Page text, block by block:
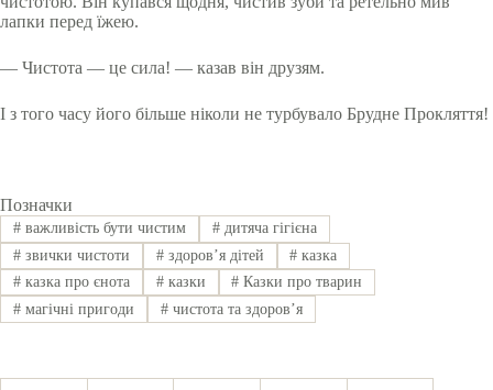
лапки перед їжею.
— Чистота — це сила! — казав він друзям.
І з того часу його більше ніколи не турбувало Брудне Прокляття!
Позначки
#важливість бути чистим #дитяча гігієна
#звички чистоти #здоров’я дітей # казка
#казка про єнота #казки # Казки про тварин
#магічні пригоди #чистота та здоров’я